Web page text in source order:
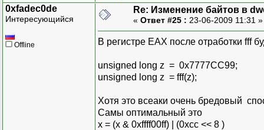
0xfadec0de
Интересующийся
Offline
Re: Изменение байтов в
« Ответ #25 : 23-06-2009 11:31
В регистре EAX после отработки
unsigned long z = 0x7777СС99;
unsigned long z = fff(z);
Хотя это всеаки очень бредовый
Самы оптимальный это
x = (x & 0xffff00ff) | (0xcc << 8 )